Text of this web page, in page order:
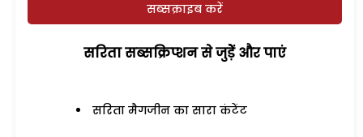
सब्सक्राइब करें
सरिता सब्सक्रिप्शन से जुड़ेें और पाएं
सरिता मैगजीन का सारा कंटेंट